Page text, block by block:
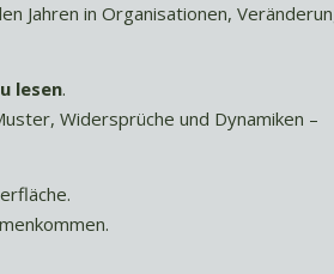
Jahren in Organisationen,
lesen.
Widersprüche und Dynamiken –